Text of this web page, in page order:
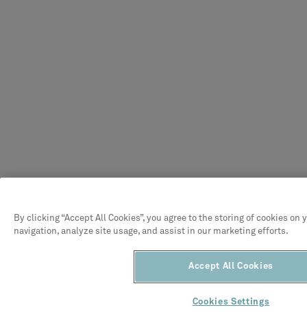
By clicking “Accept All Cookies”, you agree to the storing of cookies on
navigation, analyze site usage, and assist in our marketing efforts.
Accept All Cookies
Cookies Settings